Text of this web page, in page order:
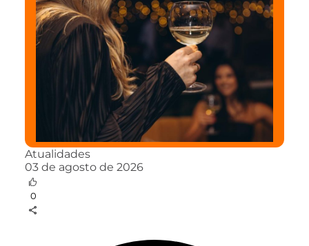
Atualidades
03 de agosto de 2026
0